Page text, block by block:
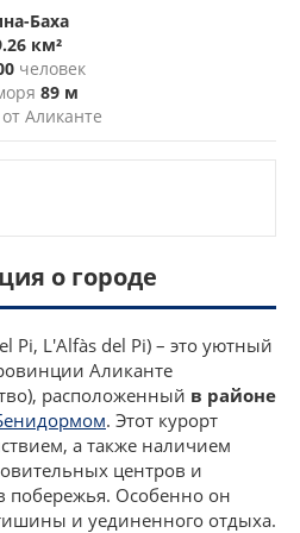
Баха
км²
человек
89 м
от Аликанте
о городе
Pi, L'Alfàs del Pi) – это уютный
Аликанте
расположенный в районе
. Этот курорт
а также наличием
центров и
побережья. Особенно он
и уединенного отдыха.